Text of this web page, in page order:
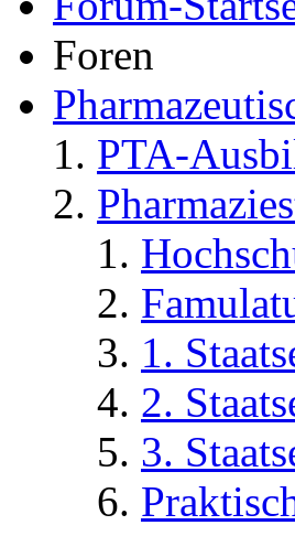
Bereiche
Private
Abonnements
Wer ist online
Foren
Forum-
Foren
PTA-